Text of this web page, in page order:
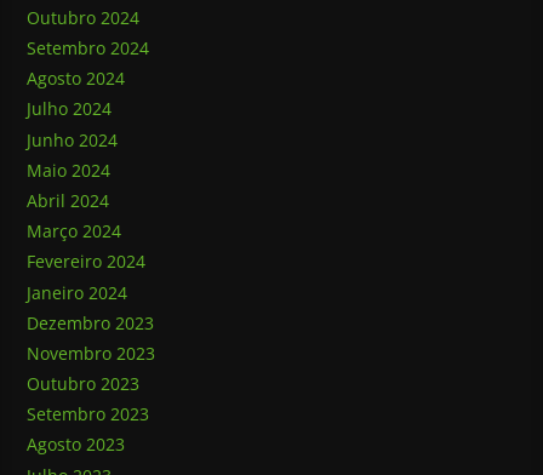
Outubro 2024
Setembro 2024
Agosto 2024
Julho 2024
Junho 2024
Maio 2024
Abril 2024
Março 2024
Fevereiro 2024
Janeiro 2024
Dezembro 2023
Novembro 2023
Outubro 2023
Setembro 2023
Agosto 2023